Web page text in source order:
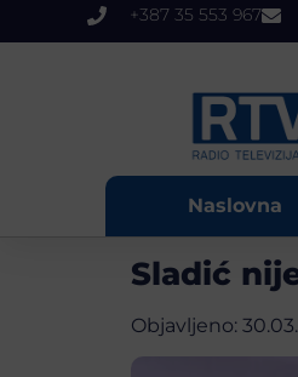
+387 35 553 967
Naslovna
Sladić
Objavljeno: